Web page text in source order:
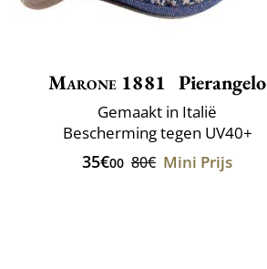
Marone 1881 Pierangelo
Gemaakt in Italië
Bescherming tegen UV40+
35€00 80€ Mini Prijs